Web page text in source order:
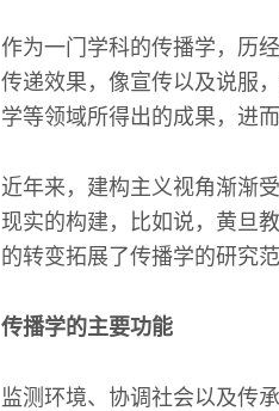
作为一门学科的传播学，历
传递效果，像宣传以及说服
学等领域所得出的成果，进
近年来，建构主义视角渐渐
现实的构建，比如说，黄旦
的转变拓展了传播学的研究
传播学的主要功能
监测环境、协调社会以及传